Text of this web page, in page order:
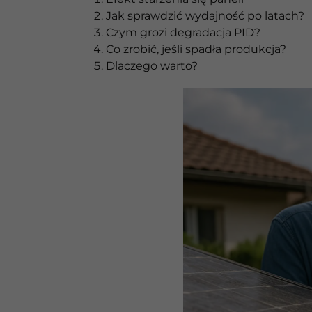
Jak sprawdzić wydajność po latach?
Czym grozi degradacja PID?
Co zrobić, jeśli spadła produkcja?
Dlaczego warto?